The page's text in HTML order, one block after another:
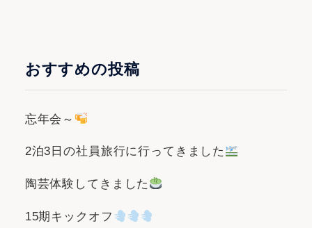
おすすめの投稿
忘年会～
2泊3日の社員旅行に行ってきました
陶芸体験してきました
15期キックオフ